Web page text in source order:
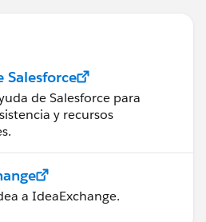
Salesforce
de Salesforce para
y recursos
a IdeaExchange.